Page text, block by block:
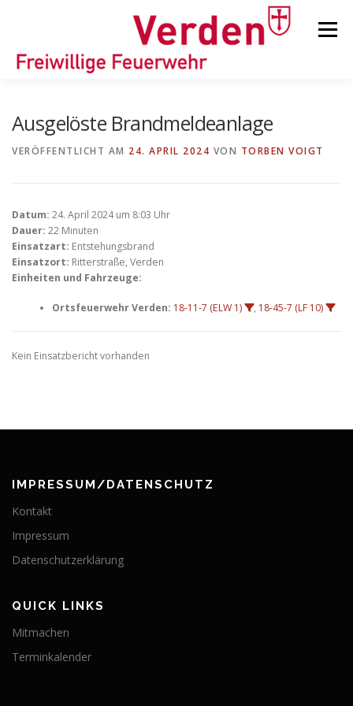
Menü
KINDER-/JUGENDFEUERWEHR
Ausgelöste Brandmeldeanlage
VERÖFFENTLICHT AM 24. APRIL 2024 VON TORBEN VOIGT
Datum: 24. April 2024 um 8:03 Uhr
Dauer: 22 Minuten
Einsatzart: Entstehungsbrand
Einsatzort: Ritterstraße, Verden
Einheiten und Fahrzeuge:
Ortsfeuerwehr Verden: 18-11-7 (ELW 1) , 18-45-7 (LF 10)
Kein Einsatzbericht vorhanden
IMPRESSUM/DATENSCHUTZ
Kontakt
Impressum
Datenschutzerklärung
QUICK LINKS
Mitmachen
Terminkalender